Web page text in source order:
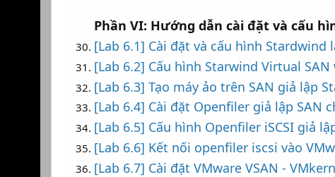
Phần VI: Hướng dẫn cài đặt và cấu
[Lab 6.1] Cài đặt và cấu hình Stardwind
[Lab 6.2] Cấu hình Starwind Virtual
[Lab 6.3] Tạo máy ảo trên SAN giả lập
[Lab 6.4] Cài đặt Openfiler giả lập SAN
[Lab 6.5] Cấu hình Openfiler iSCSI giả
[Lab 6.6] Kết nối openfiler iscsi vào
[Lab 6.7] Cài đặt VMware VSAN -